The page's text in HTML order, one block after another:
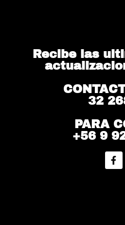
Recibe las
32
PARA
+56 9